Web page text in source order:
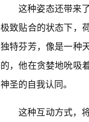
这种姿态还带来
极致贴合的状态下，
独特芬芳，像是一种
的，他在贪婪地吮吸
神圣的自我认同。
这种互动方式，